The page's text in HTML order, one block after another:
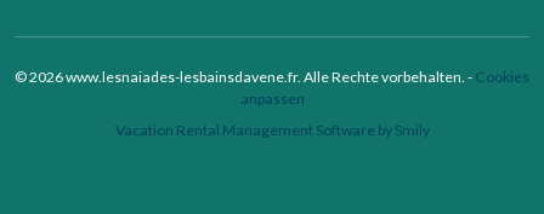
© 2026 www.lesnaiades-lesbainsdavene.fr. Alle Rechte vorbehalten. - Cookies
anpassen
Vacation Rental Management Software by Smily